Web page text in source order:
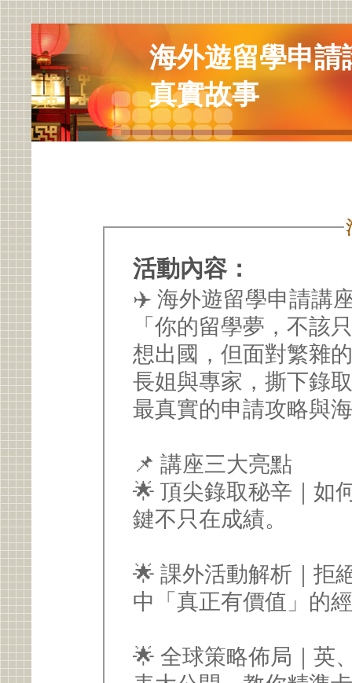
海外遊留學申請
真實故事
活動內容：
✈️ 海外遊留學申請講
「你的留學夢，不該
想出國，但面對繁雜
長姐與專家，撕下錄
最真實的申請攻略與
📌 講座三大亮點
🌟 頂尖錄取秘辛｜如
鍵不只在成績。
🌟 課外活動解析｜拒
中「真正有價值」的
🌟 全球策略佈局｜英